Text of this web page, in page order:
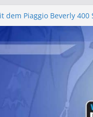
dem Piaggio Beverly 400
Barlgemeinschaft e.V. –
Wochenende 2026
in Zell 2026 – „am
wechseln Piaggio
–